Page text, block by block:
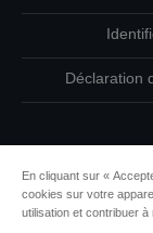
Déclaration
En cliquant sur «
cookies sur votre
utilisation et contribuer à